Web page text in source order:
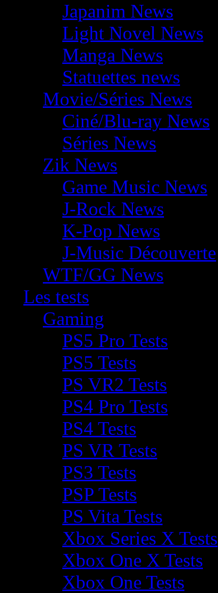
Japanim News
Light Novel News
Manga News
Statuettes news
Movie/Séries News
Ciné/Blu-ray News
Séries News
Zik News
Game Music News
J-Rock News
K-Pop News
J-Music Découverte
WTF/GG News
Les tests
Gaming
PS5 Pro Tests
PS5 Tests
PS VR2 Tests
PS4 Pro Tests
PS4 Tests
PS VR Tests
PS3 Tests
PSP Tests
PS Vita Tests
Xbox Series X Tests
Xbox One X Tests
Xbox One Tests